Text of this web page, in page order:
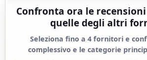
Confronta ora le
quelle degli altri
Seleziona fino a 4 fornitori e
complessivo e le categorie